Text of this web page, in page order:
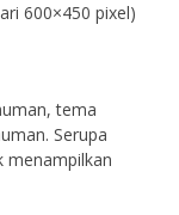
600×450 pixel)
tema
Serupa
menampilkan